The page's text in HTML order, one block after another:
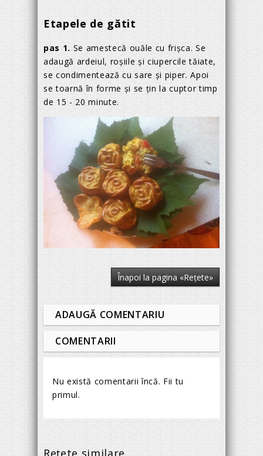
Etapele de gătit
pas 1. Se amestecă ouăle cu frișca. Se
adaugă ardeiul, roșiile și ciupercile tăiate,
se condimentează cu sare și piper. Apoi
se toarnă în forme și se țin la cuptor timp
de 15 - 20 minute.
Înapoi la pagina «Reţete»
ADAUGĂ COMENTARIU
COMENTARII
Nu există comentarii încă. Fii tu
primul.